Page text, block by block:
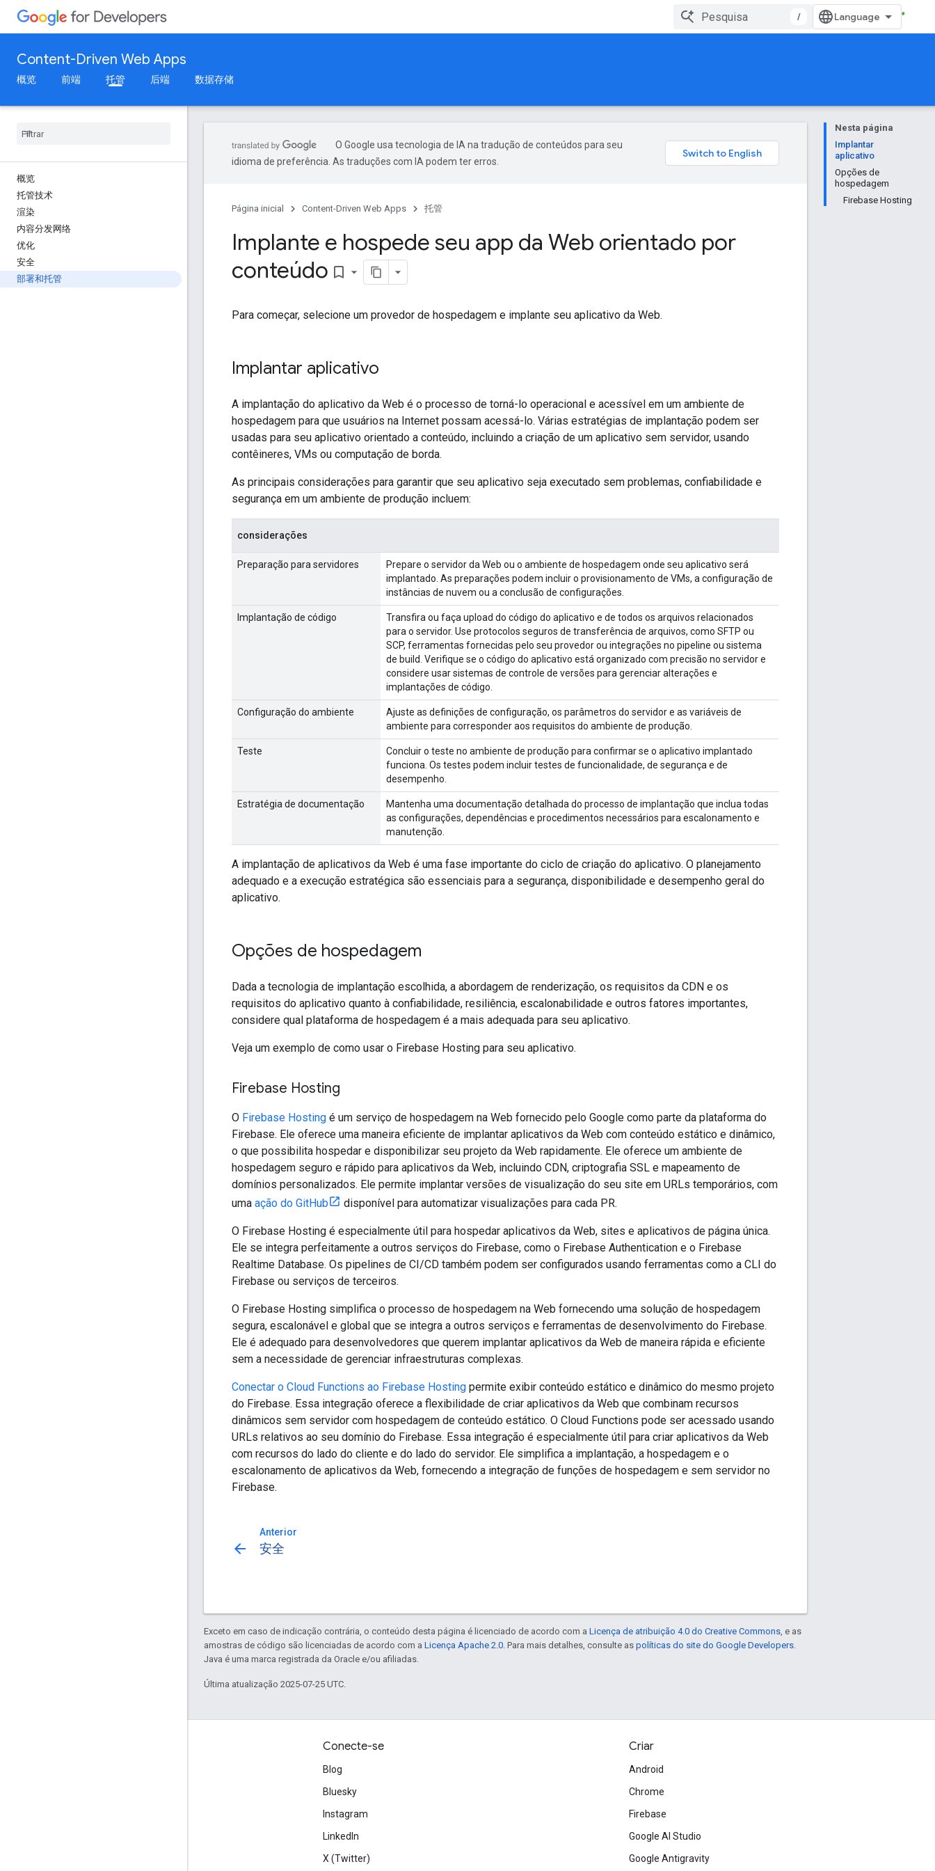
/
Content-Driven Web Apps
概览 前端 托管 后端 数据存储
概览
托管技术
渲染
内容分发网络
优化
安全
部署和托管
Nesta página
Implantar
aplicativo
Opções de
hospedagem
Firebase Hosting
O Google usa tecnologia de IA na tradução de conteúdos para seu
idioma de preferência. As traduções com IA podem ter erros.
Página inicial Content-Driven Web Apps 托管
Implante e hospede seu app da Web orientado por
conteúdo bookmark_border
Para começar, selecione um provedor de hospedagem e implante seu aplicativo da Web.
Implantar aplicativo
A implantação do aplicativo da Web é o processo de torná-lo operacional e acessível em um ambiente de
hospedagem para que usuários na Internet possam acessá-lo. Várias estratégias de implantação podem ser
usadas para seu aplicativo orientado a conteúdo, incluindo a criação de um aplicativo sem servidor, usando
contêineres, VMs ou computação de borda.
As principais considerações para garantir que seu aplicativo seja executado sem problemas, confiabilidade e
segurança em um ambiente de produção incluem:
considerações
Preparação para servidores
Prepare o servidor da Web ou o ambiente de hospedagem onde seu aplicativo será
implantado. As preparações podem incluir o provisionamento de VMs, a configuração de
instâncias de nuvem ou a conclusão de configurações.
Implantação de código
Transfira ou faça upload do código do aplicativo e de todos os arquivos relacionados
para o servidor. Use protocolos seguros de transferência de arquivos, como SFTP ou
SCP, ferramentas fornecidas pelo seu provedor ou integrações no pipeline ou sistema
de build. Verifique se o código do aplicativo está organizado com precisão no servidor e
considere usar sistemas de controle de versões para gerenciar alterações e
implantações de código.
Configuração do ambiente
Ajuste as definições de configuração, os parâmetros do servidor e as variáveis de
ambiente para corresponder aos requisitos do ambiente de produção.
Teste
Concluir o teste no ambiente de produção para confirmar se o aplicativo implantado
funciona. Os testes podem incluir testes de funcionalidade, de segurança e de
desempenho.
Estratégia de documentação
Mantenha uma documentação detalhada do processo de implantação que inclua todas
as configurações, dependências e procedimentos necessários para escalonamento e
manutenção.
A implantação de aplicativos da Web é uma fase importante do ciclo de criação do aplicativo. O planejamento
adequado e a execução estratégica são essenciais para a segurança, disponibilidade e desempenho geral do
aplicativo.
Opções de hospedagem
Dada a tecnologia de implantação escolhida, a abordagem de renderização, os requisitos da CDN e os
requisitos do aplicativo quanto à confiabilidade, resiliência, escalonabilidade e outros fatores importantes,
considere qual plataforma de hospedagem é a mais adequada para seu aplicativo.
Veja um exemplo de como usar o Firebase Hosting para seu aplicativo.
Firebase Hosting
O Firebase Hosting é um serviço de hospedagem na Web fornecido pelo Google como parte da plataforma do
Firebase. Ele oferece uma maneira eficiente de implantar aplicativos da Web com conteúdo estático e dinâmico,
o que possibilita hospedar e disponibilizar seu projeto da Web rapidamente. Ele oferece um ambiente de
hospedagem seguro e rápido para aplicativos da Web, incluindo CDN, criptografia SSL e mapeamento de
domínios personalizados. Ele permite implantar versões de visualização do seu site em URLs temporários, com
uma ação do GitHub disponível para automatizar visualizações para cada PR.
O Firebase Hosting é especialmente útil para hospedar aplicativos da Web, sites e aplicativos de página única.
Ele se integra perfeitamente a outros serviços do Firebase, como o Firebase Authentication e o Firebase
Realtime Database. Os pipelines de CI/CD também podem ser configurados usando ferramentas como a CLI do
Firebase ou serviços de terceiros.
O Firebase Hosting simplifica o processo de hospedagem na Web fornecendo uma solução de hospedagem
segura, escalonável e global que se integra a outros serviços e ferramentas de desenvolvimento do Firebase.
Ele é adequado para desenvolvedores que querem implantar aplicativos da Web de maneira rápida e eficiente
sem a necessidade de gerenciar infraestruturas complexas.
Conectar o Cloud Functions ao Firebase Hosting permite exibir conteúdo estático e dinâmico do mesmo projeto
do Firebase. Essa integração oferece a flexibilidade de criar aplicativos da Web que combinam recursos
dinâmicos sem servidor com hospedagem de conteúdo estático. O Cloud Functions pode ser acessado usando
URLs relativos ao seu domínio do Firebase. Essa integração é especialmente útil para criar aplicativos da Web
com recursos do lado do cliente e do lado do servidor. Ele simplifica a implantação, a hospedagem e o
escalonamento de aplicativos da Web, fornecendo a integração de funções de hospedagem e sem servidor no
Firebase.
Anterior
arrow_back 安全
Exceto em caso de indicação contrária, o conteúdo desta página é licenciado de acordo com a Licença de atribuição 4.0 do Creative Commons , e as
amostras de código são licenciadas de acordo com a Licença Apache 2.0 . Para mais detalhes, consulte as políticas do site do Google Developers
Java é uma marca registrada da Oracle e/ou afiliadas.
Última atualização 2025-07-25 UTC.
Conecte-se
Blog
Bluesky
Instagram
LinkedIn
X (Twitter)
Criar
Android
Chrome
Firebase
Google AI Studio
Google Antigravity